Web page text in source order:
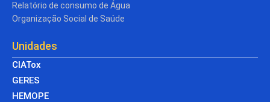
Relatório de consumo de Água
Organização Social de Saúde
Unidades
CIATox
GERES
HEMOPE